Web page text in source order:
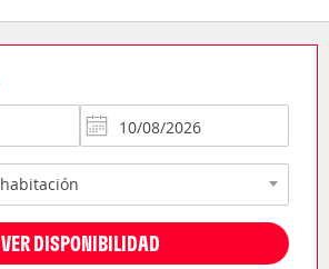
VER DISPONIBILIDAD